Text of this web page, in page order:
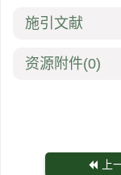
施引文献
资源附件(0)
上